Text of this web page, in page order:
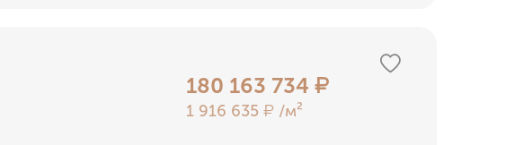
180 163 734 ₽
1 916 635 ₽ /м²